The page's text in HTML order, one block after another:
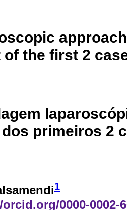
of the first 2
primeiros 2
1
0000-0002-